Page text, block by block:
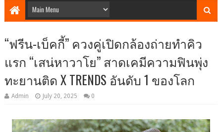
“ฟรีน-เบ็คกี้” ควงคู่เปิดกล้องถ่ายทำคิว
แรก “เสน่หาวาโย” สาดเคมีความฟินพุ่ง
ทะยานติด X TRENDS อันดับ 1 ของโลก
Admin July 20, 2025 0